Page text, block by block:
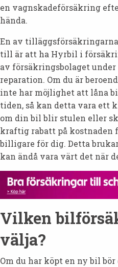
en vagnskadeförsäkring
hända.
En av
till är att ha Hyrbil i
av försäkringsbolaget
reparation. Om du är
inte har möjlighet att låna
tiden, så kan detta vara ett
om din bil blir stulen eller
kraftig rabatt på kostnaden
billigare för dig. Detta
kan ändå vara värt det när
Vilken
välja?
Om du har köpt en ny bil